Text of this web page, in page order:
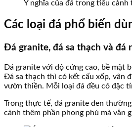
Ý nghĩa của đá trong tiểu
Các loại đá phổ biến
Đá granite, đá sa thạch và đá
Đá granite với độ cứng cao, bề mặt
Đá sa thạch thì có kết cấu xốp, vân
vườn thiền. Mỗi loại đá đều có đặc
Trong thực tế, đá granite đen
cảnh thêm phần phong phú mà vẫn